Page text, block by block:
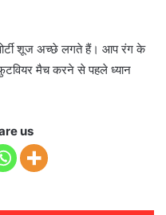
शूज अच्छे लगते हैं। आप रंग के
मैच करने से पहले ध्यान
us